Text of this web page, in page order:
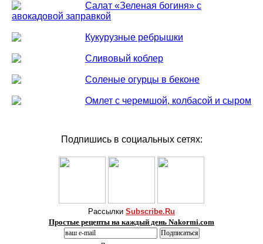
Салат «Зеленая богиня» с
авокадовой заправкой
Кукурузные ребрышки
Сливовый коблер
Соленые огурцы в беконе
Омлет с черемшой, колбасой и сыром
Подпишись в социальных сетях:
Рассылки Subscribe.Ru
Простые рецепты на каждый день Nakormi.com